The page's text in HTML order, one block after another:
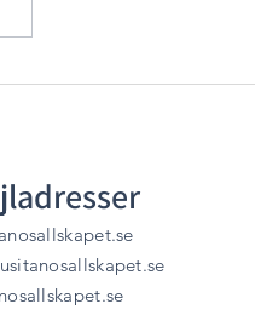
bild är